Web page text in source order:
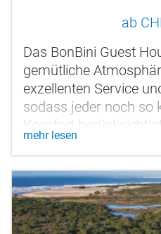
ab
Das BonBini Guest
gemütliche
exzellenten Service
sodass jeder noch so
Komfort
mehr lesen